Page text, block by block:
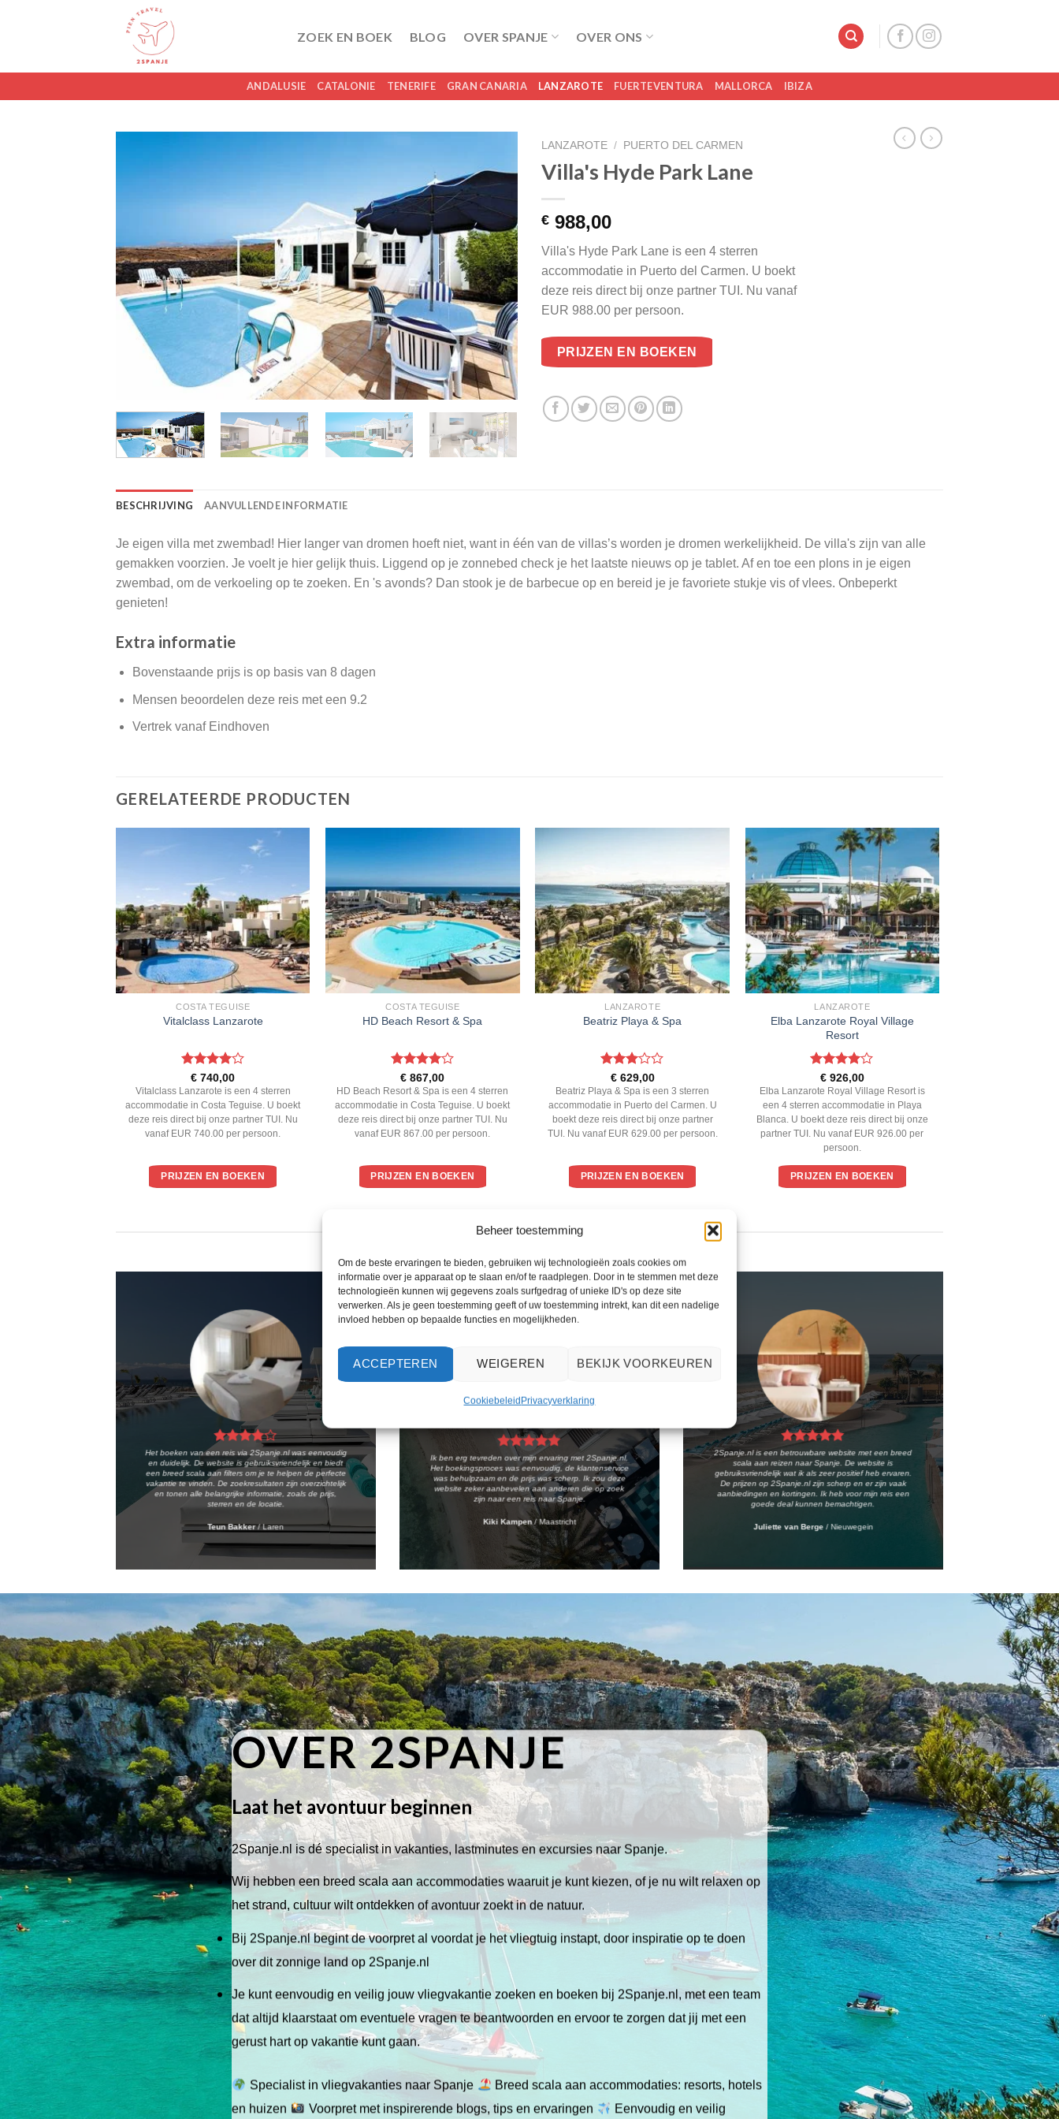
Beheer toestemming
Om de beste ervaringen te bieden, gebruiken wij technologieën zoals cookies om
informatie over je apparaat op te slaan en/of te raadplegen. Door in te stemmen met deze
technologieën kunnen wij gegevens zoals surfgedrag of unieke ID's op deze site
verwerken. Als je geen toestemming geeft of uw toestemming intrekt, kan dit een nadelige
invloed hebben op bepaalde functies en mogelijkheden.
ACCEPTEREN WEIGEREN BEKIJK VOORKEUREN
CookiebeleidPrivacyverklaring
ZOEK EN BOEK BLOG OVER SPANJE OVER ONS
ANDALUSIE CATALONIE TENERIFE GRAN CANARIA LANZAROTE FUERTEVENTURA MALLORCA IBIZA
LANZAROTE / PUERTO DEL CARMEN
Villa's Hyde Park Lane
€ 988,00
Villa's Hyde Park Lane is een 4 sterren
accommodatie in Puerto del Carmen. U boekt
deze reis direct bij onze partner TUI. Nu vanaf
EUR 988.00 per persoon.
PRIJZEN EN BOEKEN
BESCHRIJVING AANVULLENDE INFORMATIE
Je eigen villa met zwembad! Hier langer van dromen hoeft niet, want in één van de villas’s worden je dromen werkelijkheid. De villa's zijn van alle
gemakken voorzien. Je voelt je hier gelijk thuis. Liggend op je zonnebed check je het laatste nieuws op je tablet. Af en toe een plons in je eigen
zwembad, om de verkoeling op te zoeken. En 's avonds? Dan stook je de barbecue op en bereid je je favoriete stukje vis of vlees. Onbeperkt
genieten!
Extra informatie
Bovenstaande prijs is op basis van 8 dagen
Mensen beoordelen deze reis met een 9.2
Vertrek vanaf Eindhoven
GERELATEERDE PRODUCTEN
COSTA TEGUISE
Vitalclass Lanzarote
Gewaardeerd
4uit 5
€ 740,00
Vitalclass Lanzarote is een 4 sterren
accommodatie in Costa Teguise. U boekt
deze reis direct bij onze partner TUI. Nu
vanaf EUR 740.00 per persoon.
PRIJZEN EN BOEKEN
COSTA TEGUISE
HD Beach Resort & Spa
Gewaardeerd
4uit 5
€ 867,00
HD Beach Resort & Spa is een 4 sterren
accommodatie in Costa Teguise. U boekt
deze reis direct bij onze partner TUI. Nu
vanaf EUR 867.00 per persoon.
PRIJZEN EN BOEKEN
LANZAROTE
Beatriz Playa & Spa
Gewaardeerd
3uit 5
€629,00
Beatriz Playa & Spa is een 3 sterren
accommodatie in Puerto del Carmen. U
boekt deze reis direct bij onze partner
TUI. Nu vanaf EUR 629.00 per persoon.
PRIJZEN EN BOEKEN
LANZAROTE
Elba Lanzarote Royal Village
Resort
Gewaardeerd
4uit 5
€926,00
Elba Lanzarote Royal Village Resort is
een 4 sterren accommodatie in Playa
Blanca. U boekt deze reis direct bij onze
partner TUI. Nu vanaf EUR 926.00 per
persoon.
PRIJZEN EN BOEKEN
WAT ZE OVER ONS ZEGGEN
Het boeken van een reis via 2Spanje.nl was eenvoudig
en duidelijk. De website is gebruiksvriendelijk en biedt
een breed scala aan filters om je te helpen de perfecte
vakantie te vinden. De zoekresultaten zijn overzichtelijk
en tonen alle belangrijke informatie, zoals de prijs,
sterren en de locatie.
Teun Bakker /Laren
Ik ben erg tevreden over mijn ervaring met 2Spanje.nl.
Het boekingsproces was eenvoudig, de klantenservice
was behulpzaam en de prijs was scherp. Ik zou deze
website zeker aanbevelen aan anderen die op zoek
zijn naar een reis naar Spanje.
Kiki Kampen /Maastricht
2Spanje.nl is een betrouwbare website met een breed
scala aan reizen naar Spanje. De website is
gebruiksvriendelijk wat ik als zeer positief heb ervaren.
De prijzen op 2Spanje.nl zijn scherp en er zijn vaak
aanbiedingen en kortingen. Ik heb voor mijn reis een
goede deal kunnen bemachtigen.
Juliette van Berge / Nieuwegein
OVER 2SPANJE
Laat het avontuur beginnen
2Spanje.nl is dé specialist in vakanties, lastminutes en excursies naar Spanje.
Wij hebben een breed scala aan accommodaties waaruit je kunt kiezen, of je nu wilt relaxen op
het strand, cultuur wilt ontdekken of avontuur zoekt in de natuur.
Bij 2Spanje.nl begint de voorpret al voordat je het vliegtuig instapt, door inspiratie op te doen
over dit zonnige land op 2Spanje.nl
Je kunt eenvoudig en veilig jouw vliegvakantie zoeken en boeken bij 2Spanje.nl, met een team
dat altijd klaarstaat om eventuele vragen te beantwoorden en ervoor te zorgen dat jij met een
gerust hart op vakantie kunt gaan.
Specialist in vliegvakanties naar Spanje
Breed scala aan accommodaties: resorts, hotels
en huizen
Voorpret met inspirerende blogs, tips en ervaringen Eenvoudig en veilig